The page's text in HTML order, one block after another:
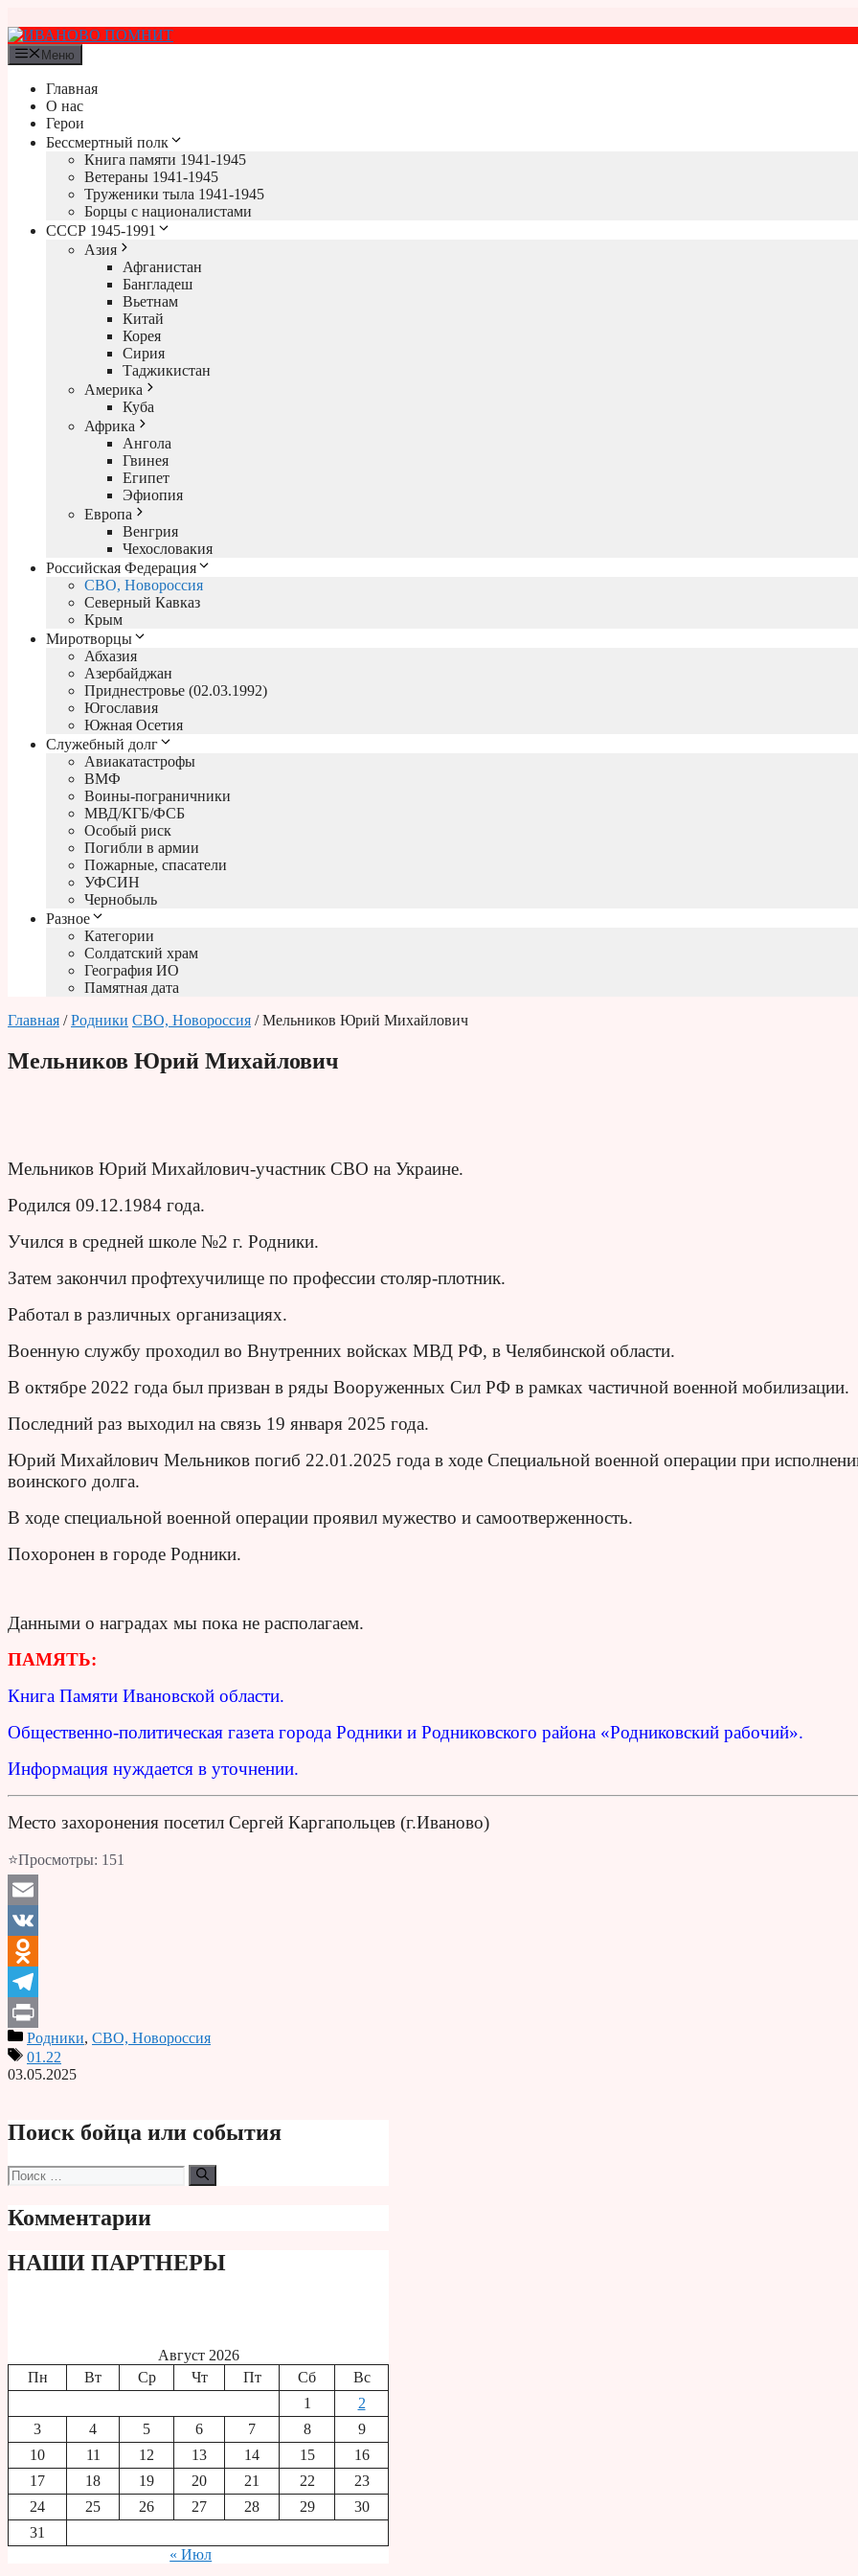
к
содержимому
Меню
Главная
О нас
Герои
Бессмертный полк
Книга памяти 1941-1945
Ветераны 1941-1945
Труженики тыла 1941-1945
Борцы с националистами
СССР 1945-1991
Азия
Афганистан
Бангладеш
Вьетнам
Китай
Корея
Сирия
Таджикистан
Америка
Куба
Африка
Ангола
Гвинея
Египет
Эфиопия
Европа
Венгрия
Чехословакия
Российская Федерация
СВО, Новороссия
Северный Кавказ
Крым
Миротворцы
Абхазия
Азербайджан
Приднестровье (02.03.1992)
Югославия
Южная Осетия
Служебный долг
Авиакатастрофы
ВМФ
Воины-пограничники
МВД/КГБ/ФСБ
Особый риск
Погибли в армии
Пожарные, спасатели
УФСИН
Чернобыль
Разное
Категории
Солдатский храм
География ИО
Памятная дата
Главная /Родники СВО, Новороссия / Мельников Юрий Михайлович
Мельников Юрий Михайлович
Мельников Юрий Михайлович-участник СВО на Украине.
Родился 09.12.1984 года.
Учился в средней школе №2 г. Родники.
Затем закончил профтехучилище по профессии столяр-плотник.
Работал в различных организациях.
Военную службу проходил во Внутренних войсках МВД РФ, в Челябинской области.
В октябре 2022 года был призван в ряды Вооруженных Сил РФ в рамках частичной военной мобилизации.
Последний раз выходил на связь 19 января 2025 года.
Юрий Михайлович Мельников погиб 22.01.2025 года в ходе Специальной военной операции при
воинского долга.
В ходе специальной военной операции проявил мужество и самоотверженность.
Похоронен в городе Родники.
Данными о наградах мы пока не располагаем.
ПАМЯТЬ:
Книга Памяти Ивановской области.
Общественно-политическая газета города Родники и Родниковского района «Родниковский рабочий».
Информация нуждается в уточнении.
Место захоронения посетил Сергей Каргапольцев (г.Иваново)
⭐Просмотры: 151
Email
VK
Odnoklassniki
Telegram
PrintРодники, СВО, Новороссия
01.22
03.05.2025
Поиск бойца или события
Поиск:
Комментарии
НАШИ ПАРТНЕРЫ
Август 2026
Пн
Вт Ср Чт Пт Сб
Вс
1
2
3
4 5 6 7 8
9
10
11 12 13 14 15
16
17
18 19 20 21 22
23
24
25 26 27 28 29
30
31
« Июл